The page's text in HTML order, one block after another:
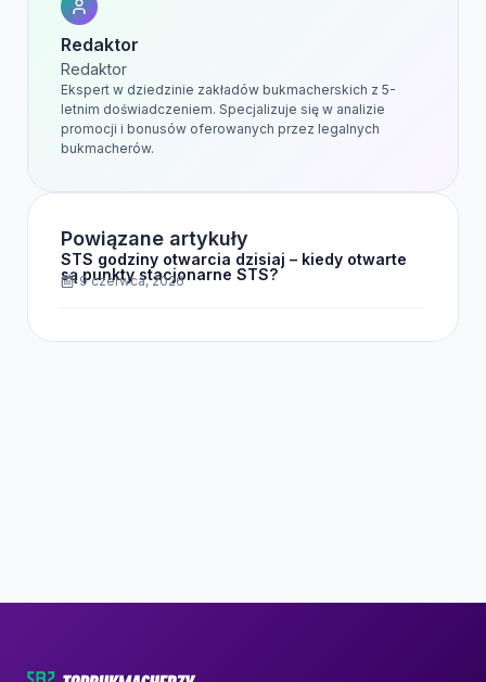
Redaktor
Redaktor
Ekspert w dziedzinie zakładów bukmacherskich z 5-
letnim doświadczeniem. Specjalizuje się w analizie
promocji i bonusów oferowanych przez legalnych
bukmacherów.
Powiązane artykuły
STS godziny otwarcia dzisiaj – kiedy otwarte
są punkty stacjonarne STS?
9 czerwca, 2026